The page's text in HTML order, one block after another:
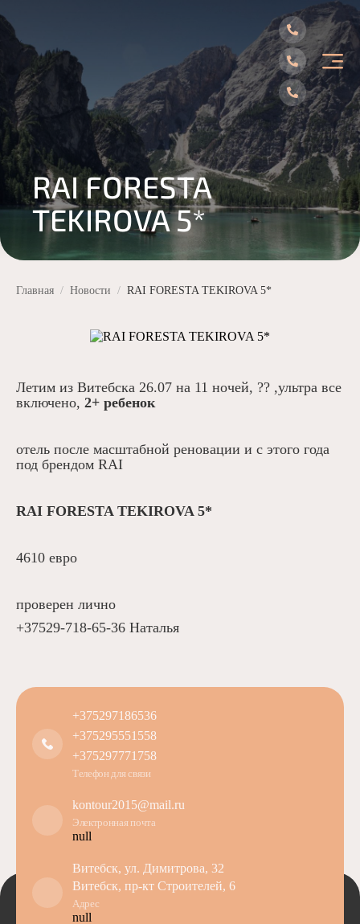
Главная
Подбор тура
Горящие туры
Туры из Витебска
Таиланд
Китай
Грузия
Контакты
+375295551558
RAI FORESTA
TEKIROVA 5*
Главная Новости RAI FORESTA TEKIROVA 5*
Летим из Витебска 26.07 на 11 ночей, ?? ,ультра все
включено, 2+ ребенок
отель после масштабной реновации и с этого года
под брендом RAI
RAI FORESTA TEKIROVA 5*
4610 евро
проверен лично
+37529-718-65-36 Наталья
+375297186536
+375295551558
+375297771758
Телефон для связи
kontour2015@mail.ru
Электронная почта
null
Витебск, ул. Димитрова, 32
Витебск, пр-кт Строителей, 6
Адрес
null